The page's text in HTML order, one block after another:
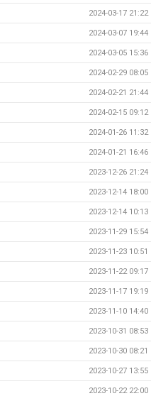
2024-03-17 21:22
2024-03-07 19:44
2024-03-05 15:36
2024-02-29 08:05
2024-02-21 21:44
2024-02-15 09:12
2024-01-26 11:32
2024-01-21 16:46
2023-12-26 21:24
2023-12-14 18:00
2023-12-14 10:13
2023-11-29 15:54
2023-11-23 10:51
2023-11-22 09:17
2023-11-17 19:19
2023-11-10 14:40
2023-10-31 08:53
2023-10-30 08:21
2023-10-27 13:55
2023-10-22 22:00